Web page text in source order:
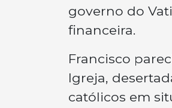
governo do
financeira.
Francisco
Igreja,
católicos em